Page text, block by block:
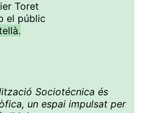
Toret
el públic
Sociotécnica és
un espai impulsat per